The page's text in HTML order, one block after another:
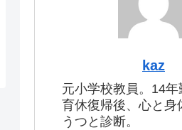
kaz
元小学校教員。14年
育休復帰後、心と身
うつと診断。